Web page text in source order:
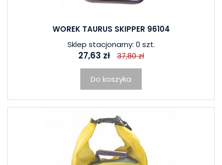
WOREK TAURUS SKIPPER 96104
Sklep stacjonarny: 0 szt.
27,63 zł 37,80 zł
Do koszyka